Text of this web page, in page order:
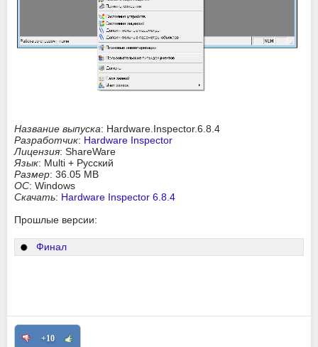
Название выпуска: Hardware.Inspector.6.8.4
Разработчик: Hardware Inspector
Лицензия: ShareWare
Язык: Multi + Русский
Размер: 36.05 MB
ОС: Windows
Скачать: Hardware Inspector 6.8.4
Прошлые версии:
Финал
+10